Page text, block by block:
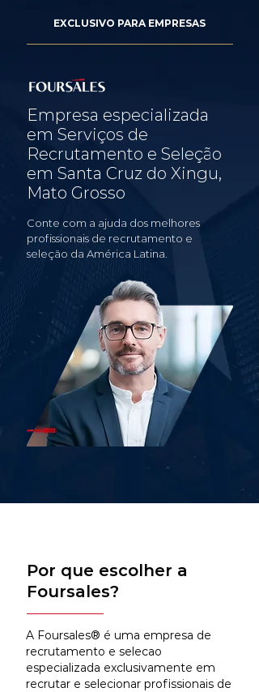
EXCLUSIVO PARA EMPRESAS
Empresa especializada
em Serviços de
Recrutamento e Seleção
em Santa Cruz do Xingu,
Mato Grosso
Conte com a ajuda dos melhores
profissionais de recrutamento e
seleção da América Latina.
Por que escolher a
Foursales?
A Foursales® é uma empresa de
recrutamento e selecao
especializada exclusivamente em
recrutar e selecionar profissionais de